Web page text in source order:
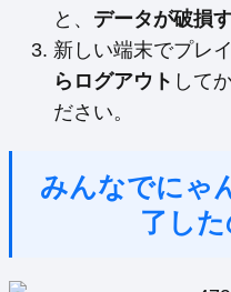
と、 データが破損
新しい端末でプレ
らログアウト して
ださい。
みんなでにゃ
了し